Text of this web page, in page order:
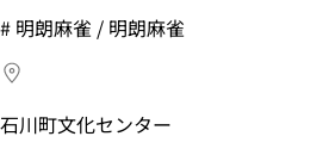
# 明朗麻雀 / 明朗麻雀
石川町文化センター